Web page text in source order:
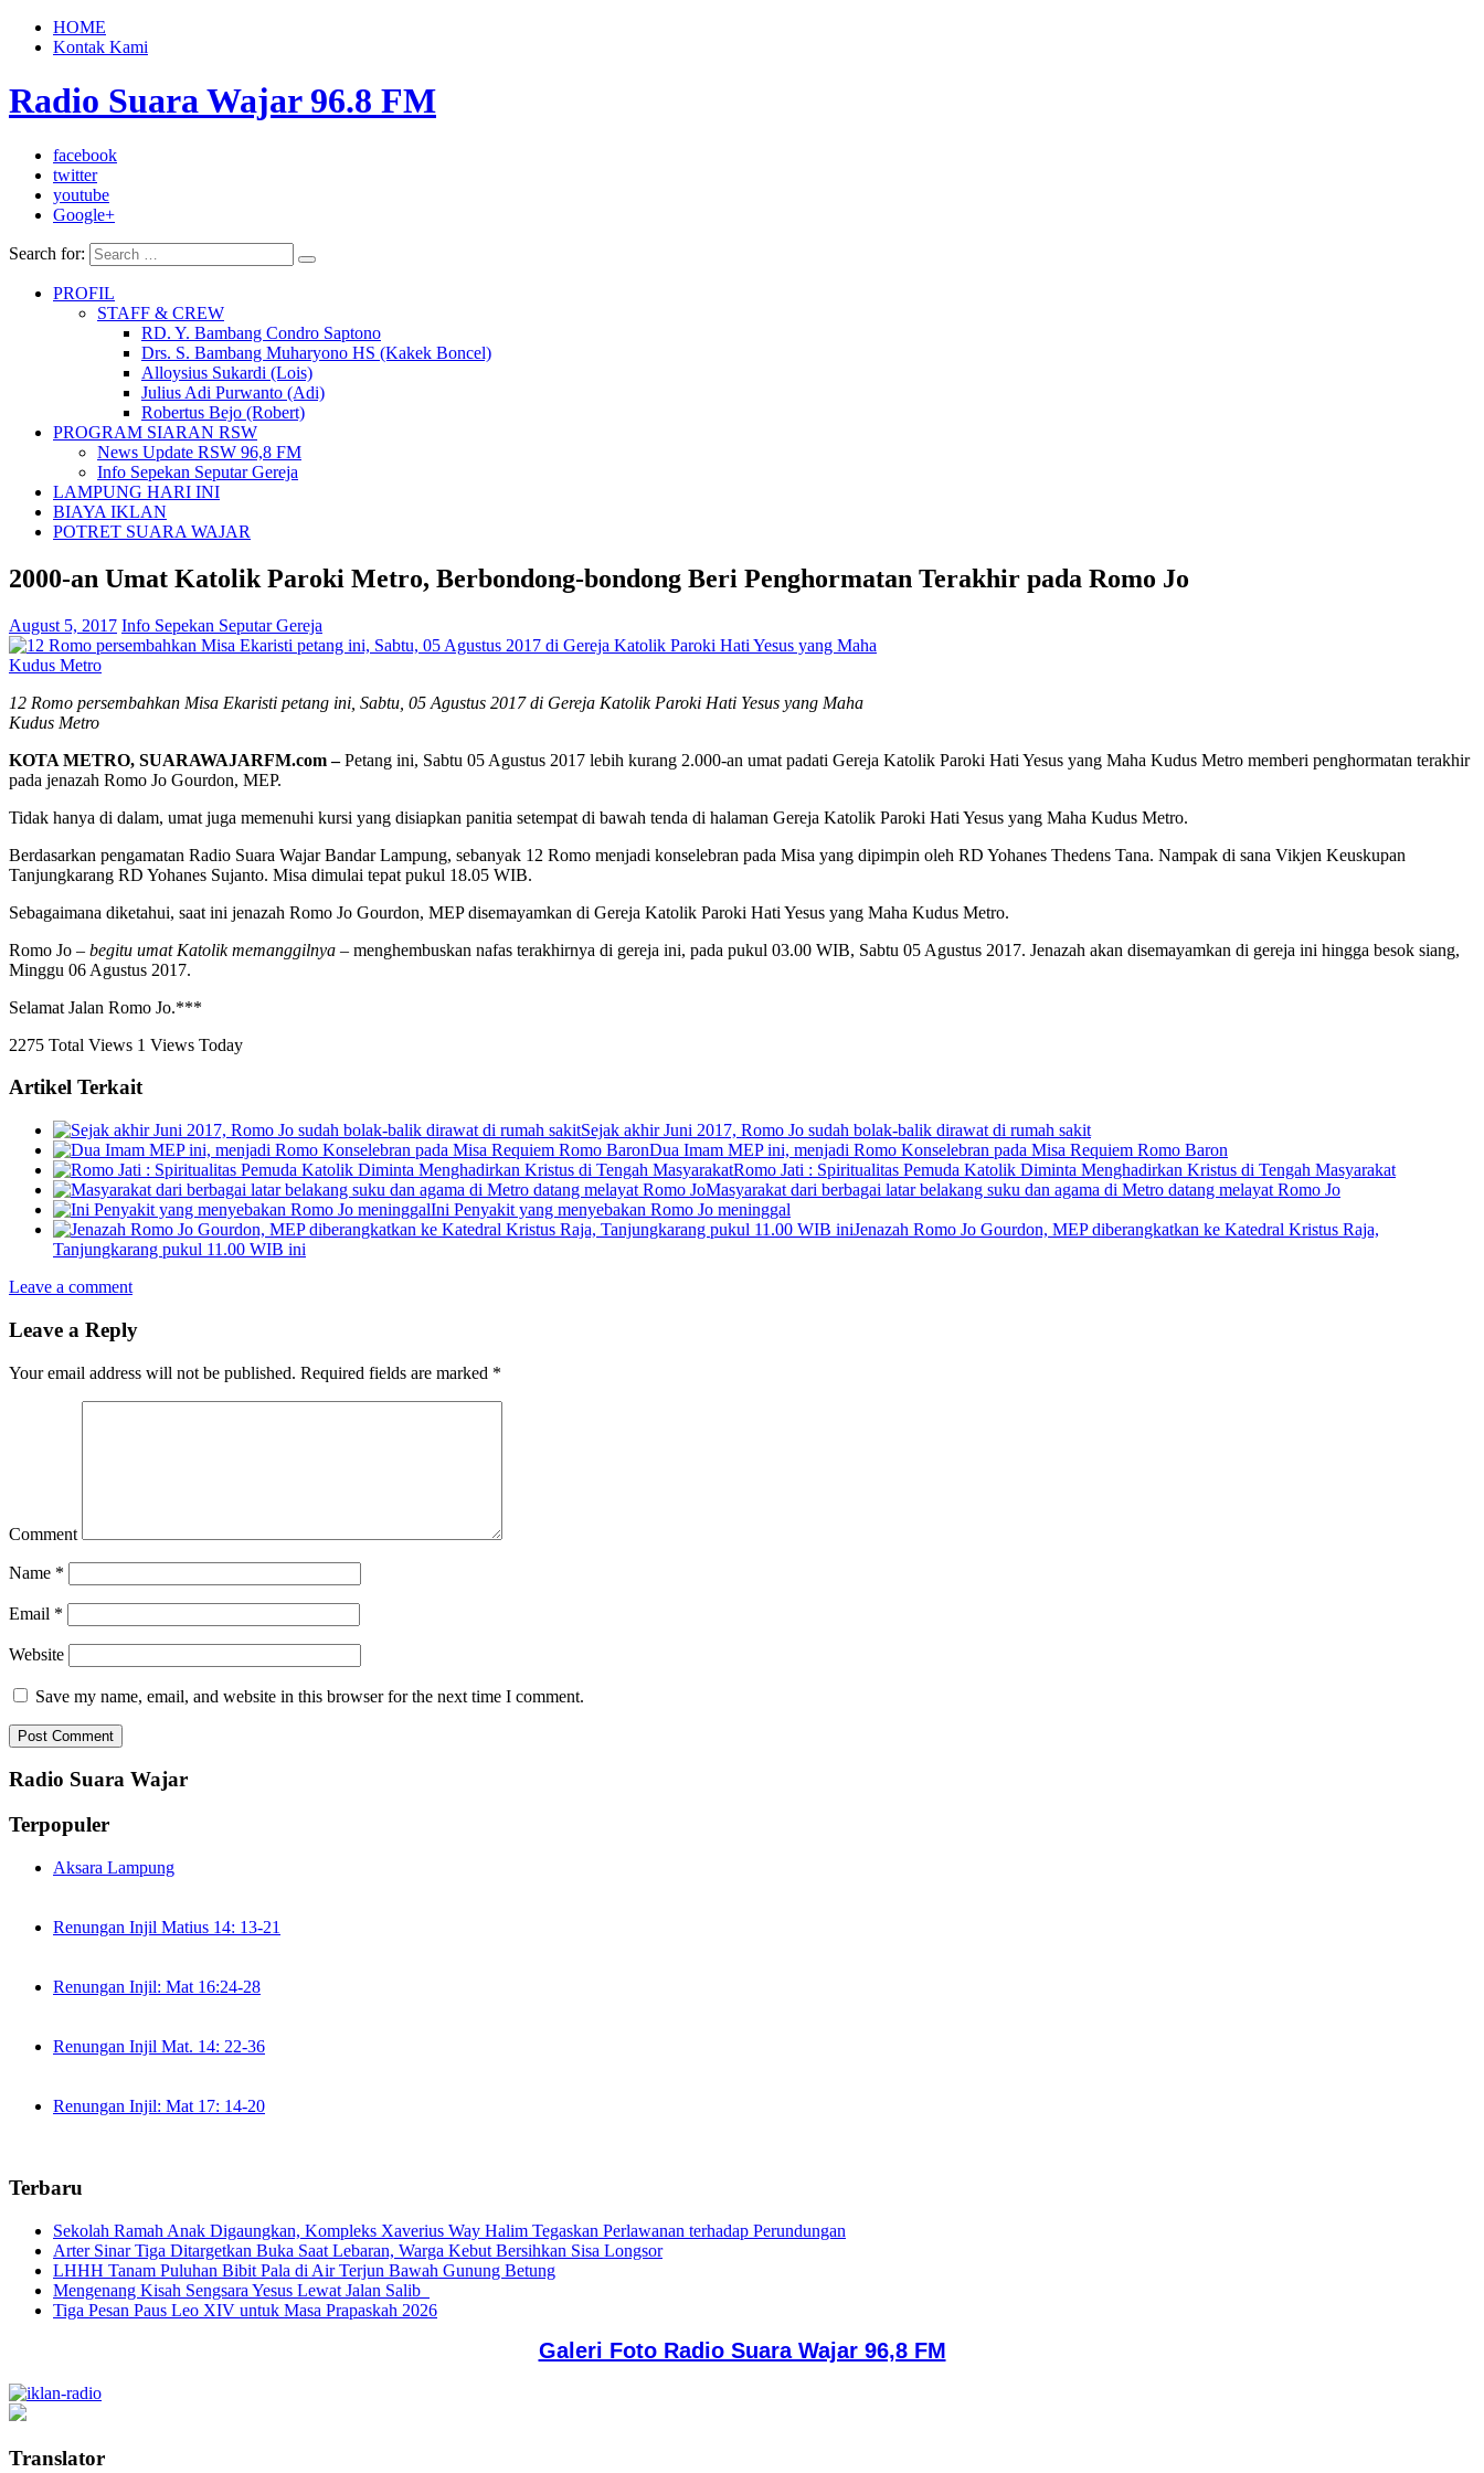
HOME
Kontak Kami
Radio Suara Wajar 96.8 FM
facebook
twitter
youtube
Google+
Search for:
PROFIL
STAFF & CREW
RD. Y. Bambang Condro Saptono
Drs. S. Bambang Muharyono HS (Kakek Boncel)
Alloysius Sukardi (Lois)
Julius Adi Purwanto (Adi)
Robertus Bejo (Robert)
PROGRAM SIARAN RSW
News Update RSW 96,8 FM
Info Sepekan Seputar Gereja
LAMPUNG HARI INI
BIAYA IKLAN
POTRET SUARA WAJAR
2000-an Umat Katolik Paroki Metro, Berbondong-bondong Beri Penghormatan Terakhir pada Romo Jo
August 5, 2017 Info Sepekan Seputar Gereja
12 Romo persembahkan Misa Ekaristi petang ini, Sabtu, 05 Agustus 2017 di Gereja Katolik Paroki Hati Yesus yang Maha
Kudus Metro
KOTA METRO, SUARAWAJARFM.com –Petang ini, Sabtu 05 Agustus 2017 lebih kurang 2.000-an umat padati Gereja Katolik Paroki Hati Yesus yang Maha Kudus Metro memberi penghormatan terakhir
pada jenazah Romo Jo Gourdon, MEP.
Tidak hanya di dalam, umat juga memenuhi kursi yang disiapkan panitia setempat di bawah tenda di halaman Gereja Katolik Paroki Hati Yesus yang Maha Kudus Metro.
Berdasarkan pengamatan Radio Suara Wajar Bandar Lampung, sebanyak 12 Romo menjadi konselebran pada Misa yang dipimpin oleh RD Yohanes Thedens Tana. Nampak di sana Vikjen Keuskupan
Tanjungkarang RD Yohanes Sujanto. Misa dimulai tepat pukul 18.05 WIB.
Sebagaimana diketahui, saat ini jenazah Romo Jo Gourdon, MEP disemayamkan di Gereja Katolik Paroki Hati Yesus yang Maha Kudus Metro.
Romo Jo – begitu umat Katolik memanggilnya – menghembuskan nafas terakhirnya di gereja ini, pada pukul 03.00 WIB, Sabtu 05 Agustus 2017. Jenazah akan disemayamkan di gereja ini hingga besok siang,
Minggu 06 Agustus 2017.
Selamat Jalan Romo Jo.***
2275 Total Views 1 Views Today
Artikel Terkait
Sejak akhir Juni 2017, Romo Jo sudah bolak-balik dirawat di rumah sakit
Dua Imam MEP ini, menjadi Romo Konselebran pada Misa Requiem Romo Baron
Romo Jati : Spiritualitas Pemuda Katolik Diminta Menghadirkan Kristus di Tengah Masyarakat
Masyarakat dari berbagai latar belakang suku dan agama di Metro datang melayat Romo Jo
Ini Penyakit yang menyebakan Romo Jo meninggal
Jenazah Romo Jo Gourdon, MEP diberangkatkan ke Katedral Kristus Raja,
Tanjungkarang pukul 11.00 WIB ini
Leave a comment
Leave a Reply
Your email address will not be published. Required fields are marked *
Comment
Name *
Email *
Website
Save my name, email, and website in this browser for the next time I comment.
Radio Suara Wajar
Terpopuler
Aksara Lampung
Renungan Injil Matius 14: 13-21
Renungan Injil: Mat 16:24-28
Renungan Injil Mat. 14: 22-36
Renungan Injil: Mat 17: 14-20
Terbaru
Sekolah Ramah Anak Digaungkan, Kompleks Xaverius Way Halim Tegaskan Perlawanan terhadap Perundungan
Arter Sinar Tiga Ditargetkan Buka Saat Lebaran, Warga Kebut Bersihkan Sisa Longsor
LHHH Tanam Puluhan Bibit Pala di Air Terjun Bawah Gunung Betung
Mengenang Kisah Sengsara Yesus Lewat Jalan Salib
Tiga Pesan Paus Leo XIV untuk Masa Prapaskah 2026
Galeri Foto Radio Suara Wajar 96,8 FM
Translator